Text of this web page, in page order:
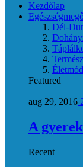
Kezdőlap
Dél-
Életmód
Featured
aug 29, 2016
A
Recent